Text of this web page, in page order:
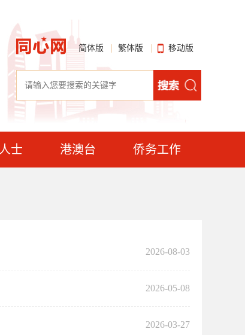
简体版 繁体版 移动版
士 港澳台 侨务工作
2026-08-03
2026-05-08
2026-03-27